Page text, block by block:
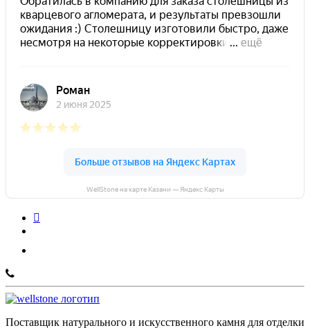
WellStone на карте Казани — Яндекс Карты
Поставщик натурального и искусственного камня для отделки